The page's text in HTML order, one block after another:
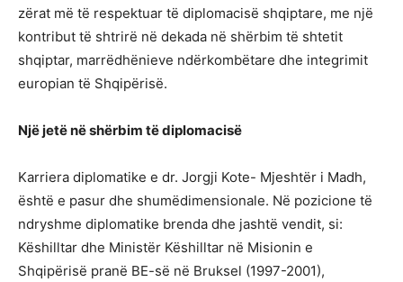
zërat më të respektuar të diplomacisë shqiptare, me një
kontribut të shtrirë në dekada në shërbim të shtetit
shqiptar, marrëdhënieve ndërkombëtare dhe integrimit
europian të Shqipërisë.
Një jetë në shërbim të diplomacisë
Karriera diplomatike e dr. Jorgji Kote- Mjeshtër i Madh,
është e pasur dhe shumëdimensionale. Në pozicione të
ndryshme diplomatike brenda dhe jashtë vendit, si:
Këshilltar dhe Ministër Këshilltar në Misionin e
Shqipërisë pranë BE-së në Bruksel (1997-2001),